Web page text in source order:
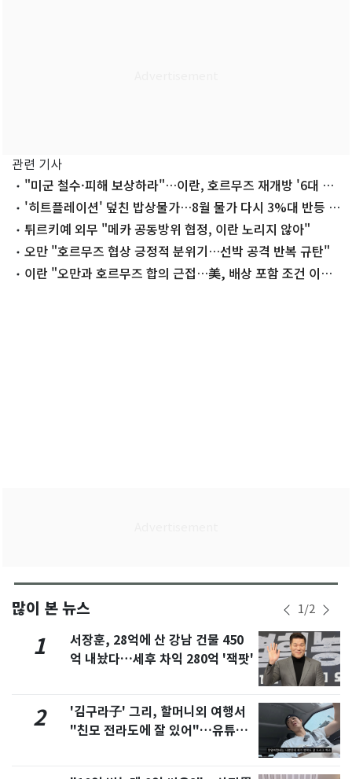
관련 기사
"미군 철수·피해 보상하라"…이란, 호르무즈 재개방 '6대 요
구안'(종합)
'히트플레이션' 덮친 밥상물가…8월 물가 다시 3%대 반등 우
려 튀르키예 외무 "메카 공동방위 협정, 이란 노리지 않아"
오만 "호르무즈 협상 긍정적 분위기…선박 공격 반복 규탄"
이란 "오만과 호르무즈 합의 근접…美, 배상 포함 조건 이행
많이 본 뉴스 1/2
1
서장훈, 28억에 산 강남 건물 450
억 내놨다…세후 차익 280억 '잭팟'
2
'김구라子' 그리, 할머니외 여행서
"친모 전라도에 잘 있어"…유튜브